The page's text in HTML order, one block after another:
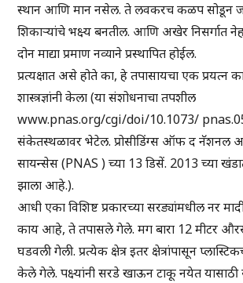
स्थान आणि मान नसेल. ते लवकरच कळप सोडून
शिकाऱ्यांचे भक्ष्य बनतील. आणि अखेर निसर्गात
दोन माद्या प्रमाण नव्याने प्रस्थापित होईल.
प्रत्यक्षात असे होते का, हे तपासायचा एक प्रयत्न
शास्त्रज्ञांनी केला (या संशोधनाचा तपशील
www.pnas.org/cgi/doi/10.1073/
संकेतस्थळावर भेटेल. प्रोसीडिंग्स ऑफ द
सायन्सेस (PNAS ) च्या 13 डिसें. 2013 च्या
झाला आहे.).
आधी एका विशिष्ट प्रकारच्या सरड्यांमधील नर
काय आहे, ते तपासले गेले. मग बारा 12 मीटर
घडवली गेली. प्रत्येक क्षेत्र इतर क्षेत्रांपासून
केले गेले. पक्ष्यांनी सरडे खाऊन टाकू नयेत यासाठी